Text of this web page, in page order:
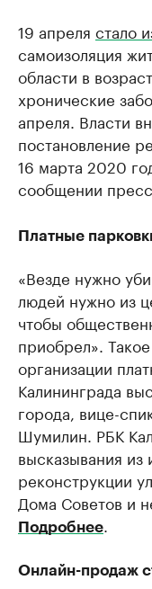
19 апреля стало
самоизоляция
области в
хронические
апреля. Власти
постановление
16 марта 2020
сообщении
Платные
«Везде нужно
людей нужно из
чтобы
приобрел».
организации
Калининграда
города, вице-
Шумилин. РБК
высказывания из
реконструкции
Дома Советов и
Подробнее
Онлайн-продаж